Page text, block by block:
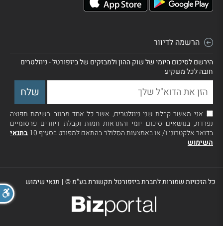
הרשמה לדיוור
הירשם לסיכום היומי של שוק ההון ולמבזקים של ביזפורטל - ניוזלטרים
חובה לכל משקיע
אני מאשר קבלת שני ניוזלטרים, אשר כל אחד מהווה רשימת תפוצה
נפרדת, בנושאים סיכום יומי והתראות חמות וקבלת דיוורים פרסומיים
בדואר אלקטרוני ו/ או באמצעות הסלולר בהתאם למפורט בסעיף 10
בתנאי
השימוש
כל הזכויות שמורות לחברת ביזפורטל תקשורת בע"מ ©| תנאי שימוש